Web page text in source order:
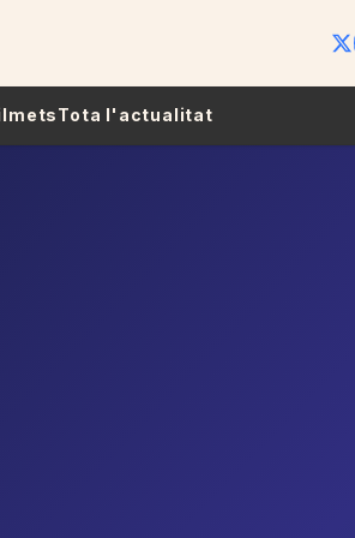
Tota l'actualitat